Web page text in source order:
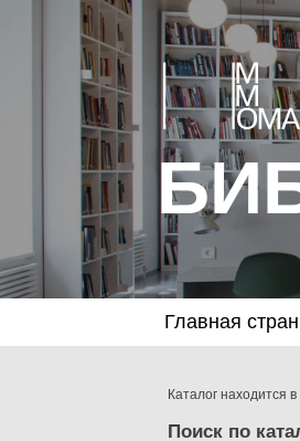
Главная
Каталог находится
Поиск по